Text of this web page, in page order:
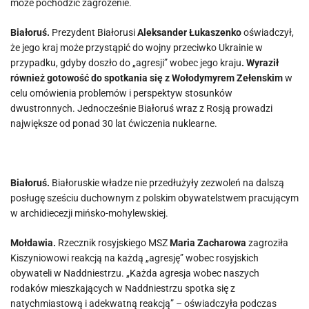
może pochodzić zagrożenie.
Białoruś. Prezydent BiałorusiAleksander Łukaszenkooświadczył,
że jego kraj może przystąpić do wojny przeciwko Ukrainie w
przypadku, gdyby doszło do „agresji” wobec jego kraju. Wyraził
również gotowość do spotkania się z Wołodymyrem Zełenskimw
celu omówienia problemów i perspektyw stosunków
dwustronnych. Jednocześnie Białoruś wraz z Rosją prowadzi
największe od ponad 30 lat ćwiczenia nuklearne.
Białoruś. Białoruskie władze nie przedłużyły zezwoleń na dalszą
posługę sześciu duchownym z polskim obywatelstwem pracującym
w archidiecezji mińsko-mohylewskiej.
Mołdawia. Rzecznik rosyjskiego MSZMaria Zacharowa zagroziła
Kiszyniowowi reakcją na każdą „agresję” wobec rosyjskich
obywateli w Naddniestrzu. „Każda agresja wobec naszych
rodaków mieszkających w Naddniestrzu spotka się z
natychmiastową i adekwatną reakcją” – oświadczyła podczas